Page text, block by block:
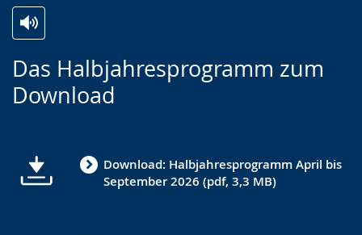
Das Halbjahresprogramm zum
Download
Leichten
Sprache
Audio-
Unterstützung.
Video
in
wird
angezeigt.
Download: Halbjahresprogramm April bis
September 2026 (pdf, 3,3 MB)